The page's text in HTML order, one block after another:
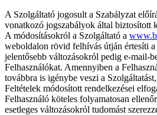
A Szolgáltató jogosult a Szabályzat
vonatkozó jogszabályok által biztosított
A módosításokról a Szolgáltató a www.
weboldalon rövid felhívás útján értesíti a
jelentősebb változásokról pedig e-mail-
Felhasználókat. Amennyiben a
továbbra is igénybe veszi a
Feltételek módosított rendelkezései
Felhasználó köteles folyamatosan
esetleges változásokról tudomást